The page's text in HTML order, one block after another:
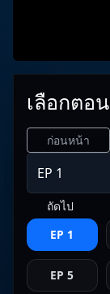
เลือกตอ
ก่อนหน้า
ถัดไป
EP 1
EP 5